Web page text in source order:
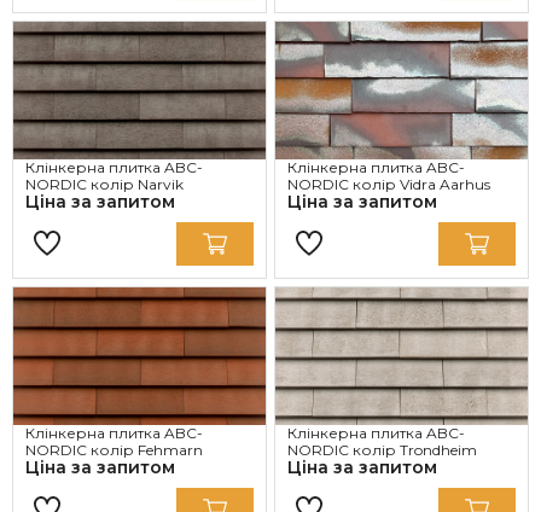
Клінкерна плитка ABC-
NORDIC колір Narvik
Ціна за запитом
Клінкерна плитка ABC-
NORDIC колір Vidra Aarhus
Ціна за запитом
Клінкерна плитка ABC-
NORDIC колір Fehmarn
Ціна за запитом
Клінкерна плитка ABC-
NORDIC колір Trondheim
Ціна за запитом